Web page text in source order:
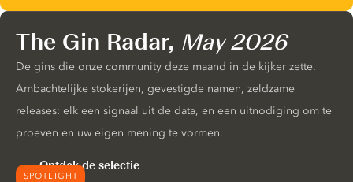
SPOTLIGHT
The Gin Radar, May 2026
De gins die onze community deze maand in de kijker zette.
Ambachtelijke stokerijen, gevestigde namen, zeldzame
releases: elk een signaal uit de data, en een uitnodiging om te
proeven en uw eigen mening te vormen.
Ontdek de selectie